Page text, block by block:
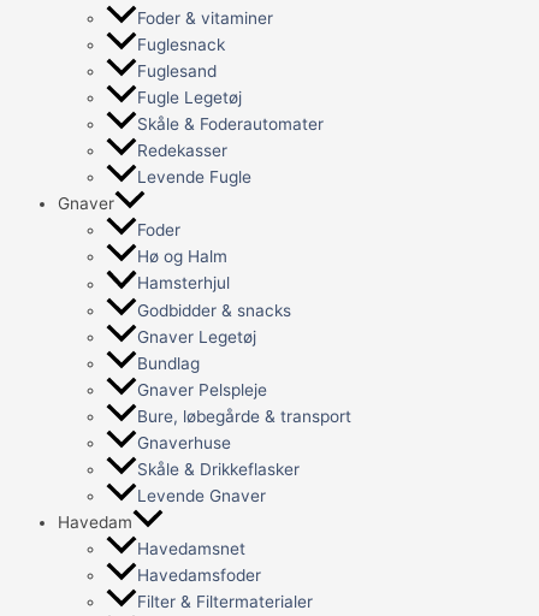
Foder & vitaminer
Fuglesnack
Fuglesand
Fugle Legetøj
Skåle & Foderautomater
Redekasser
Levende Fugle
Gnaver
Foder
Hø og Halm
Hamsterhjul
Godbidder & snacks
Gnaver Legetøj
Bundlag
Gnaver Pelspleje
Bure, løbegårde & transport
Gnaverhuse
Skåle & Drikkeflasker
Levende Gnaver
Havedam
Havedamsnet
Havedamsfoder
Filter & Filtermaterialer